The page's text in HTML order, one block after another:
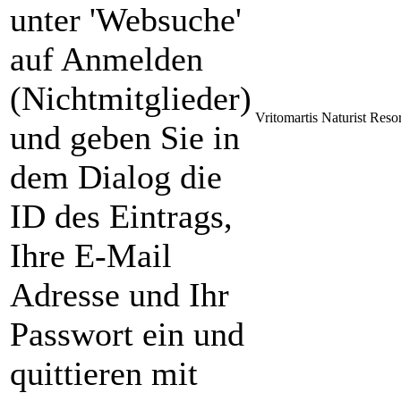
unter 'Websuche'
auf Anmelden
(Nichtmitglieder)
und geben Sie in
dem Dialog die
ID des Eintrags,
Ihre E-Mail
Adresse und Ihr
Passwort ein und
quittieren mit
Vritomartis Naturist